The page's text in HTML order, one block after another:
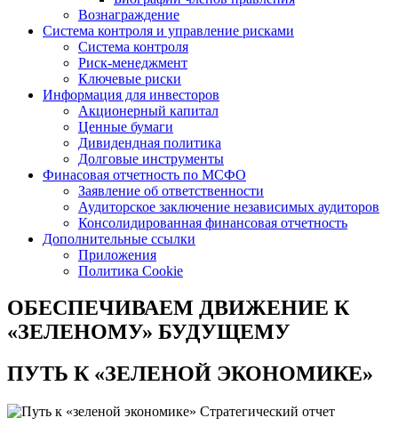
Вознаграждение
Система контроля и управление рисками
Система контроля
Риск-менеджмент
Ключевые риски
Информация для инвесторов
Акционерный капитал
Ценные бумаги
Дивидендная политика
Долговые инструменты
Финасовая отчетность по МСФО
Заявление об ответственности
Аудиторское заключение независимых аудиторов
Консолидированная финансовая отчетность
Дополнительные ссылки
Приложения
Политика Cookie
ОБЕСПЕЧИВАЕМ ДВИЖЕНИЕ К
«ЗЕЛЕНОМУ» БУДУЩЕМУ
ПУТЬ К«ЗЕЛЕНОЙ ЭКОНОМИКЕ»
Стратегический отчет